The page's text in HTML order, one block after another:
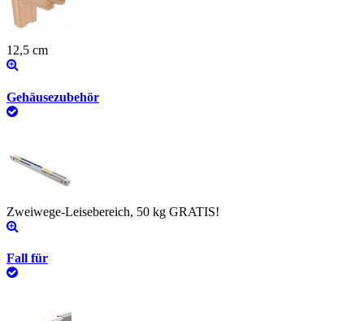
12,5 cm
Gehäusezubehör
Zweiwege-Leisebereich, 50 kg GRATIS!
Fall für